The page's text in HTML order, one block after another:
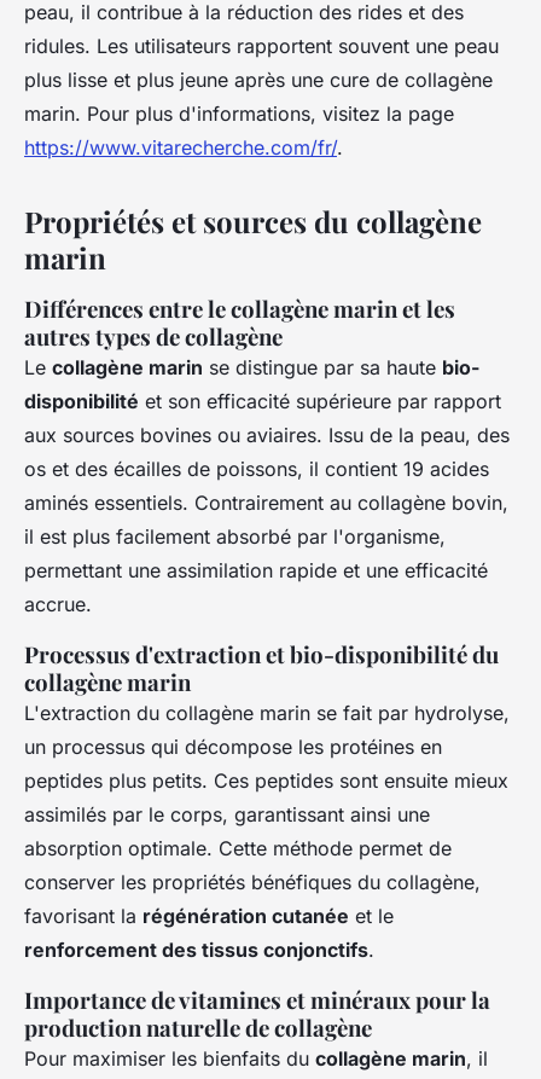
peau, il contribue à la réduction des rides et des
ridules. Les utilisateurs rapportent souvent une peau
plus lisse et plus jeune après une cure de collagène
marin. Pour plus d'informations, visitez la page
https://www.vitarecherche.com/fr/.
Propriétés et sources du collagène
marin
Différences entre le collagène marin et les
autres types de collagène
Le collagène marin se distingue par sa haute bio-
disponibilité et son efficacité supérieure par rapport
aux sources bovines ou aviaires. Issu de la peau, des
os et des écailles de poissons, il contient 19 acides
aminés essentiels. Contrairement au collagène bovin,
il est plus facilement absorbé par l'organisme,
permettant une assimilation rapide et une efficacité
accrue.
Processus d'extraction et bio-disponibilité du
collagène marin
L'extraction du collagène marin se fait par hydrolyse,
un processus qui décompose les protéines en
peptides plus petits. Ces peptides sont ensuite mieux
assimilés par le corps, garantissant ainsi une
absorption optimale. Cette méthode permet de
conserver les propriétés bénéfiques du collagène,
favorisant la régénération cutanée et le
renforcement des tissus conjonctifs.
Importance de vitamines et minéraux pour la
production naturelle de collagène
Pour maximiser les bienfaits du collagène marin, il